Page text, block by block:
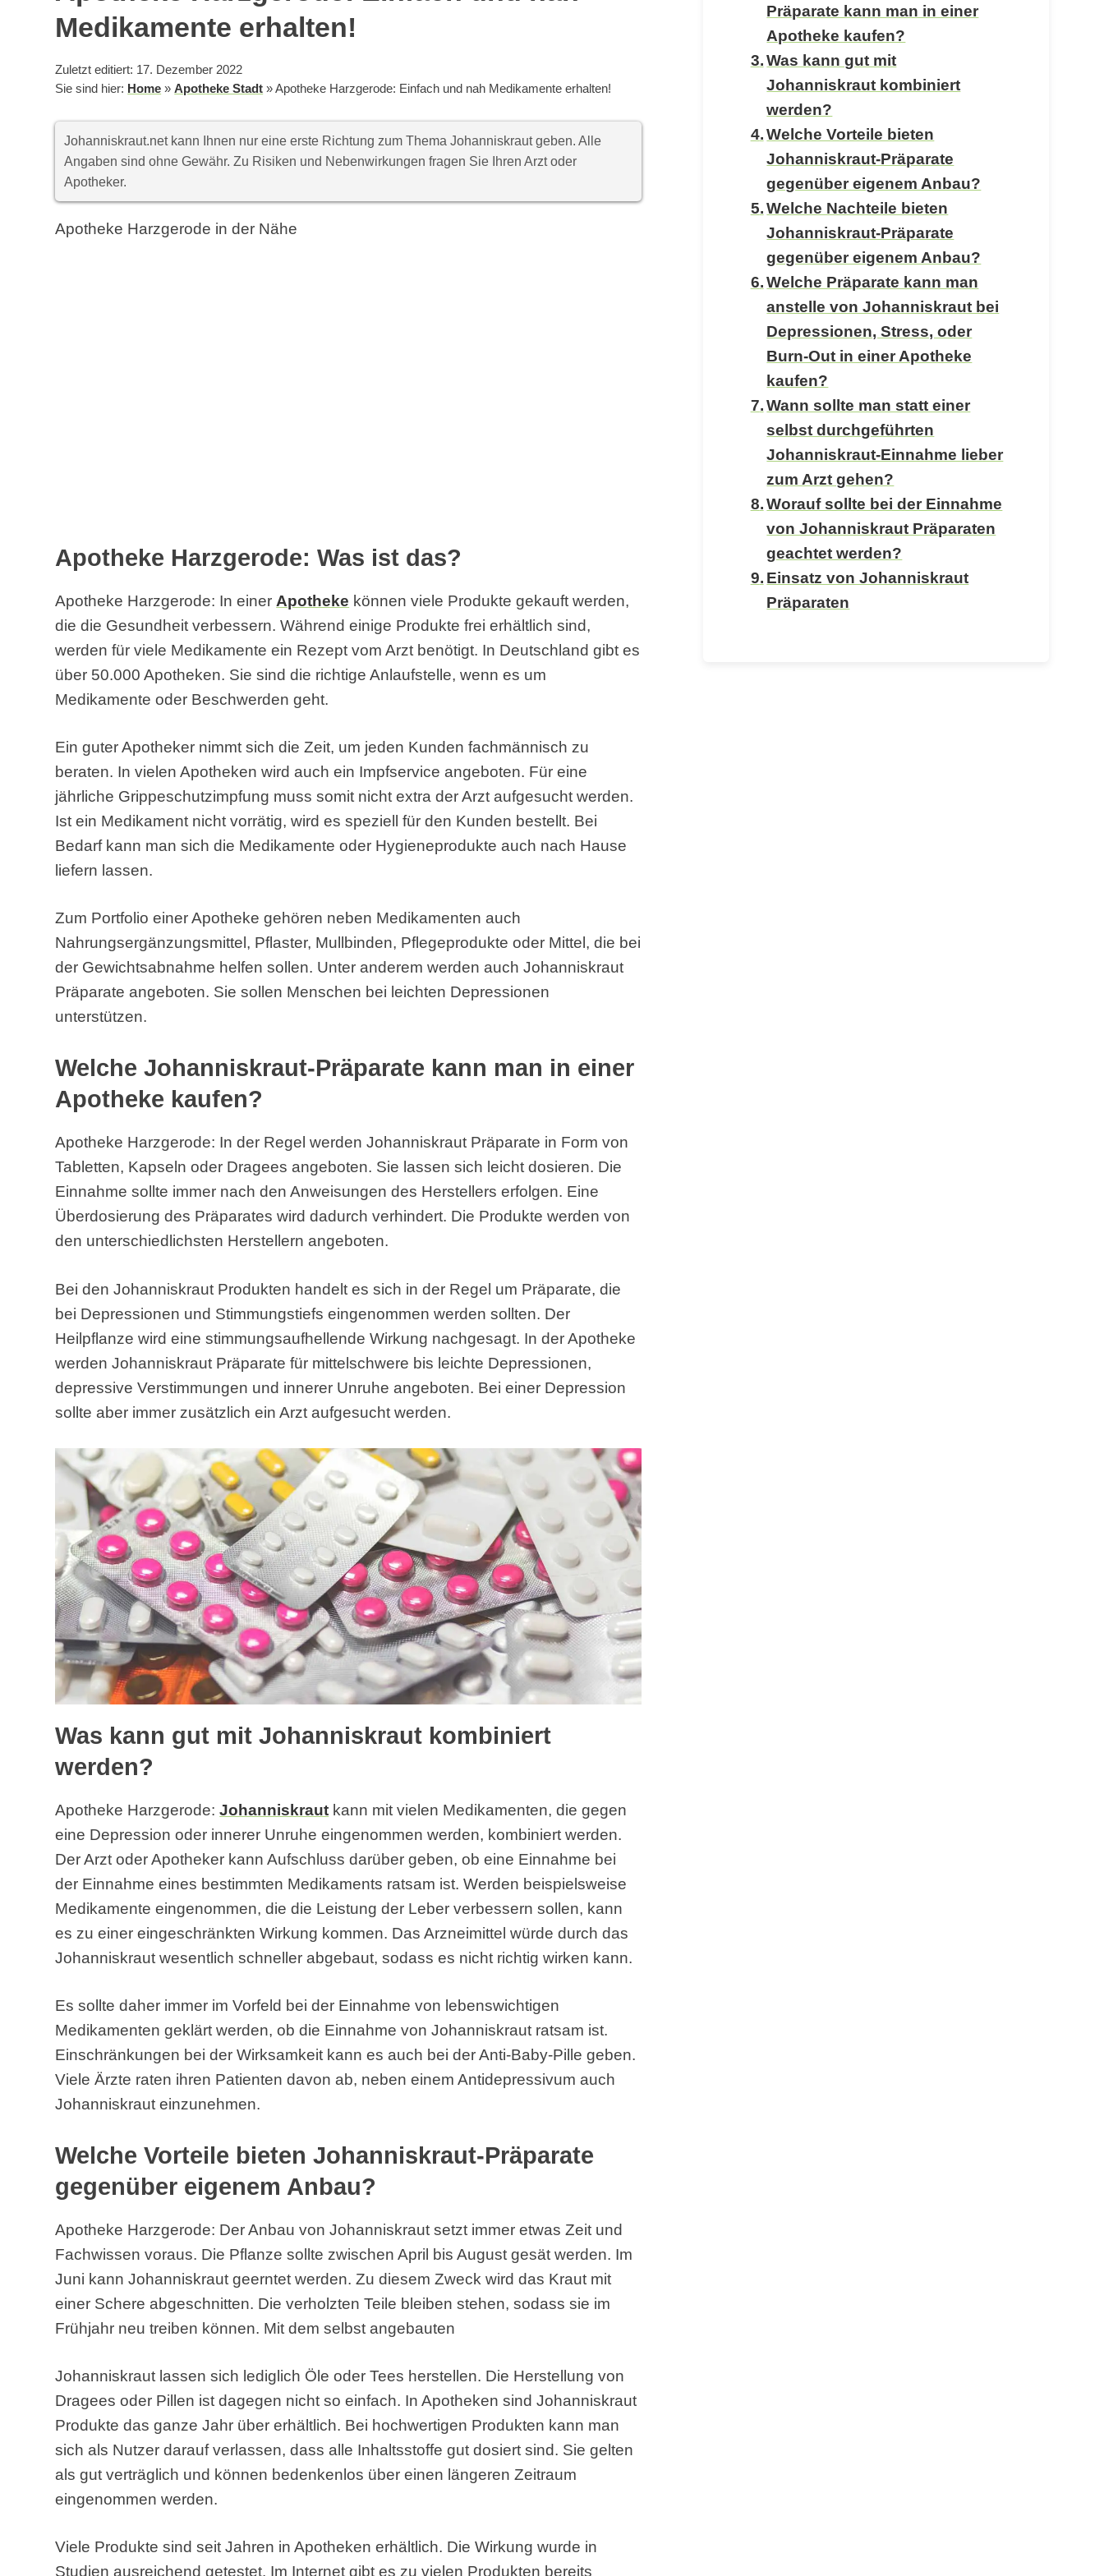
Medikamente erhalten!
Zuletzt editiert: 17. Dezember 2022
Sie sind hier: Home »Apotheke Stadt »Apotheke Harzgerode: Einfach und nah Medikamente erhalten!
Johanniskraut.net kann Ihnen nur eine erste Richtung zum Thema Johanniskraut geben. Alle
Angaben sind ohne Gewähr. Zu Risiken und Nebenwirkungen fragen Sie Ihren Arzt oder
Apotheker.
Apotheke Harzgerode in der Nähe
Apotheke Harzgerode: Was ist das?
Apotheke Harzgerode: In einer Apotheke können viele Produkte gekauft werden,
die die Gesundheit verbessern. Während einige Produkte frei erhältlich sind,
werden für viele Medikamente ein Rezept vom Arzt benötigt. In Deutschland gibt es
über 50.000 Apotheken. Sie sind die richtige Anlaufstelle, wenn es um
Medikamente oder Beschwerden geht.
Ein guter Apotheker nimmt sich die Zeit, um jeden Kunden fachmännisch zu
beraten. In vielen Apotheken wird auch ein Impfservice angeboten. Für eine
jährliche Grippeschutzimpfung muss somit nicht extra der Arzt aufgesucht werden.
Ist ein Medikament nicht vorrätig, wird es speziell für den Kunden bestellt. Bei
Bedarf kann man sich die Medikamente oder Hygieneprodukte auch nach Hause
liefern lassen.
Zum Portfolio einer Apotheke gehören neben Medikamenten auch
Nahrungsergänzungsmittel, Pflaster, Mullbinden, Pflegeprodukte oder Mittel, die bei
der Gewichtsabnahme helfen sollen. Unter anderem werden auch Johanniskraut
Präparate angeboten. Sie sollen Menschen bei leichten Depressionen
unterstützen.
Welche Johanniskraut-Präparate kann man in einer
Apotheke kaufen?
Apotheke Harzgerode: In der Regel werden Johanniskraut Präparate in Form von
Tabletten, Kapseln oder Dragees angeboten. Sie lassen sich leicht dosieren. Die
Einnahme sollte immer nach den Anweisungen des Herstellers erfolgen. Eine
Überdosierung des Präparates wird dadurch verhindert. Die Produkte werden von
den unterschiedlichsten Herstellern angeboten.
Bei den Johanniskraut Produkten handelt es sich in der Regel um Präparate, die
bei Depressionen und Stimmungstiefs eingenommen werden sollten. Der
Heilpflanze wird eine stimmungsaufhellende Wirkung nachgesagt. In der Apotheke
werden Johanniskraut Präparate für mittelschwere bis leichte Depressionen,
depressive Verstimmungen und innerer Unruhe angeboten. Bei einer Depression
sollte aber immer zusätzlich ein Arzt aufgesucht werden.
Was kann gut mit Johanniskraut kombiniert
werden?
Apotheke Harzgerode:Johanniskraut kann mit vielen Medikamenten, die gegen
eine Depression oder innerer Unruhe eingenommen werden, kombiniert werden.
Der Arzt oder Apotheker kann Aufschluss darüber geben, ob eine Einnahme bei
der Einnahme eines bestimmten Medikaments ratsam ist. Werden beispielsweise
Medikamente eingenommen, die die Leistung der Leber verbessern sollen, kann
es zu einer eingeschränkten Wirkung kommen. Das Arzneimittel würde durch das
Johanniskraut wesentlich schneller abgebaut, sodass es nicht richtig wirken kann.
Es sollte daher immer im Vorfeld bei der Einnahme von lebenswichtigen
Medikamenten geklärt werden, ob die Einnahme von Johanniskraut ratsam ist.
Einschränkungen bei der Wirksamkeit kann es auch bei der Anti-Baby-Pille geben.
Viele Ärzte raten ihren Patienten davon ab, neben einem Antidepressivum auch
Johanniskraut einzunehmen.
Welche Vorteile bieten Johanniskraut-Präparate
gegenüber eigenem Anbau?
Apotheke Harzgerode: Der Anbau von Johanniskraut setzt immer etwas Zeit und
Fachwissen voraus. Die Pflanze sollte zwischen April bis August gesät werden. Im
Juni kann Johanniskraut geerntet werden. Zu diesem Zweck wird das Kraut mit
einer Schere abgeschnitten. Die verholzten Teile bleiben stehen, sodass sie im
Frühjahr neu treiben können. Mit dem selbst angebauten
Johanniskraut lassen sich lediglich Öle oder Tees herstellen. Die Herstellung von
Dragees oder Pillen ist dagegen nicht so einfach. In Apotheken sind Johanniskraut
Produkte das ganze Jahr über erhältlich. Bei hochwertigen Produkten kann man
sich als Nutzer darauf verlassen, dass alle Inhaltsstoffe gut dosiert sind. Sie gelten
als gut verträglich und können bedenkenlos über einen längeren Zeitraum
eingenommen werden.
Viele Produkte sind seit Jahren in Apotheken erhältlich. Die Wirkung wurde in
Studien ausreichend getestet. Im Internet gibt es zu vielen Produkten bereits
Präparate kann man in einer
Apotheke kaufen?
Was kann gut mit
Johanniskraut kombiniert
werden?
Welche Vorteile bieten
Johanniskraut-Präparate
gegenüber eigenem Anbau?
Welche Nachteile bieten
Johanniskraut-Präparate
gegenüber eigenem Anbau?
Welche Präparate kann man
anstelle von Johanniskraut bei
Depressionen, Stress, oder
Burn-Out in einer Apotheke
kaufen?
Wann sollte man statt einer
selbst durchgeführten
Johanniskraut-Einnahme lieber
zum Arzt gehen?
Worauf sollte bei der Einnahme
von Johanniskraut Präparaten
geachtet werden?
Einsatz von Johanniskraut
Präparaten